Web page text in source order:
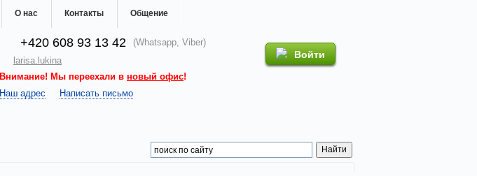
О нас Контакты Общение
+420 608 93 13 42
(Whatsapp, Viber)
larisa.lukina
Внимание! Мы переехали в новый офис!
Наш адрес
Написать письмо
Войти